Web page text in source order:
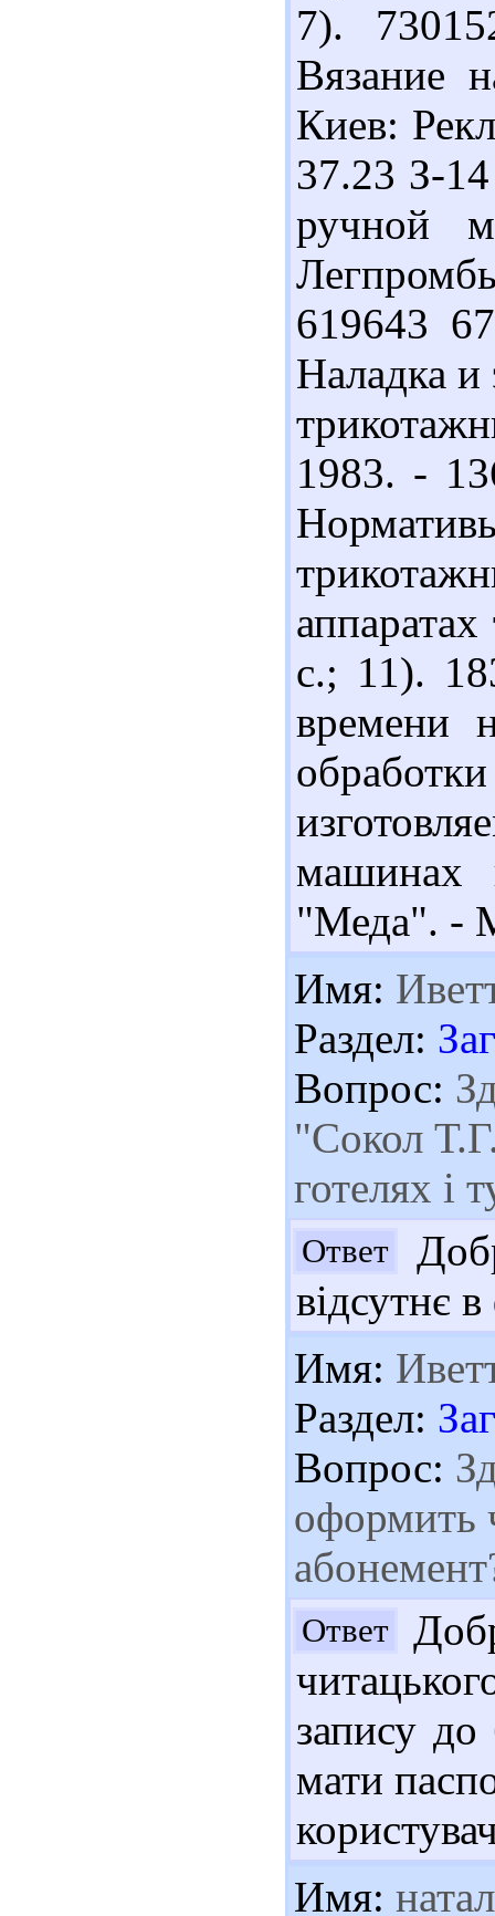
7).
Вязание
Киев:
37.23 З-
ручной
619643
Наладка и
1983. -
с.; 11).
времени
машинах
"Меда". -
Имя:
Раздел:
Вопрос:
"Сокол
готелях і
Ответ
відсутнє
Имя:
Раздел:
Вопрос:
оформить
Ответ
запису до
мати
Имя: